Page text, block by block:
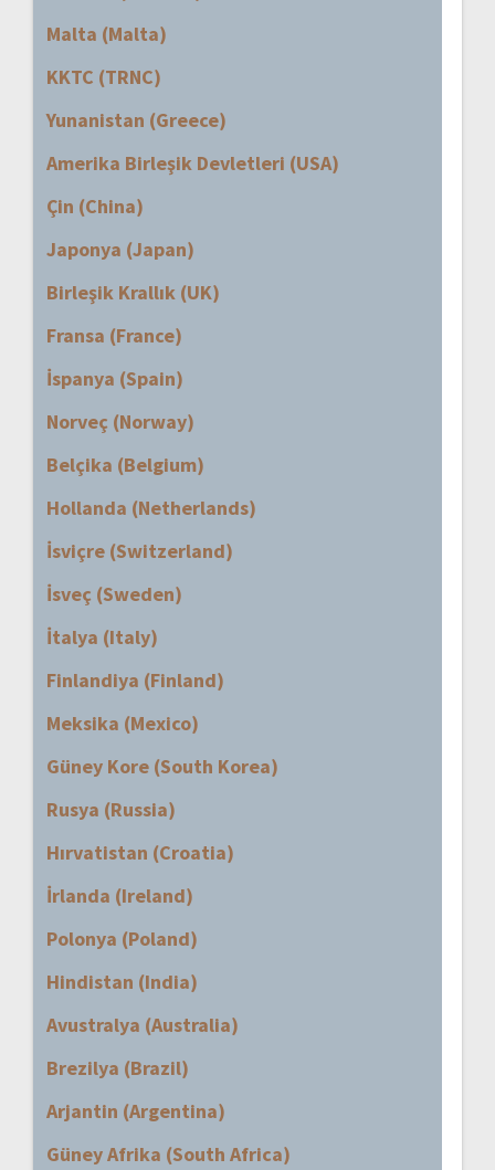
Malta (Malta)
KKTC (TRNC)
Yunanistan (Greece)
Amerika Birleşik Devletleri (USA)
Çin (China)
Japonya (Japan)
Birleşik Krallık (UK)
Fransa (France)
İspanya (Spain)
Norveç (Norway)
Belçika (Belgium)
Hollanda (Netherlands)
İsviçre (Switzerland)
İsveç (Sweden)
İtalya (Italy)
Finlandiya (Finland)
Meksika (Mexico)
Güney Kore (South Korea)
Rusya (Russia)
Hırvatistan (Croatia)
İrlanda (Ireland)
Polonya (Poland)
Hindistan (India)
Avustralya (Australia)
Brezilya (Brazil)
Arjantin (Argentina)
Güney Afrika (South Africa)